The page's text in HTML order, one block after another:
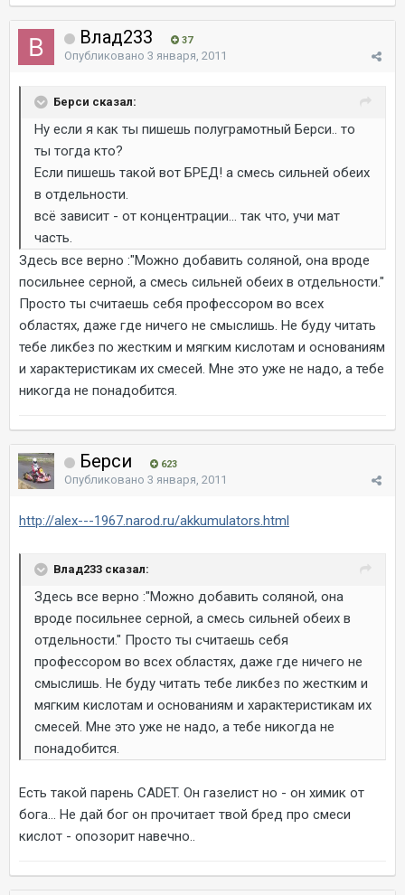
Влад233 37
Опубликовано 3 января, 2011
Берси сказал:
Ну если я как ты пишешь полуграмотный Берси.. то
ты тогда кто?
Если пишешь такой вот БРЕД! а смесь сильней обеих
в отдельности.
всё зависит - от концентрации... так что, учи мат
часть.
Здесь все верно :"Можно добавить соляной, она вроде
посильнее серной, а смесь сильней обеих в отдельности."
Просто ты считаешь себя профессором во всех
областях, даже где ничего не смыслишь. Не буду читать
тебе ликбез по жестким и мягким кислотам и основаниям
и характеристикам их смесей. Мне это уже не надо, а тебе
никогда не понадобится.
Берси 623
Опубликовано 3 января, 2011
http://alex---1967.narod.ru/akkumulators.html
Влад233 сказал:
Здесь все верно :"Можно добавить соляной, она
вроде посильнее серной, а смесь сильней обеих в
отдельности." Просто ты считаешь себя
профессором во всех областях, даже где ничего не
смыслишь. Не буду читать тебе ликбез по жестким и
мягким кислотам и основаниям и характеристикам их
смесей. Мне это уже не надо, а тебе никогда не
понадобится.
Есть такой парень CADET. Он газелист но - он химик от
бога... Не дай бог он прочитает твой бред про смеси
кислот - опозорит навечно..